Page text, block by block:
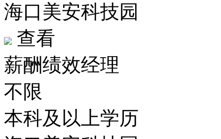
海口美安科技园
查看
薪酬绩效经理
不限
本科及以上学历